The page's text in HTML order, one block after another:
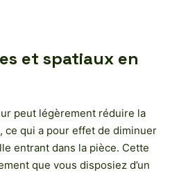
et spatiaux en
peut légèrement réduire la
ce qui a pour effet de diminuer
entrant dans la pièce. Cette
que vous disposiez d’un